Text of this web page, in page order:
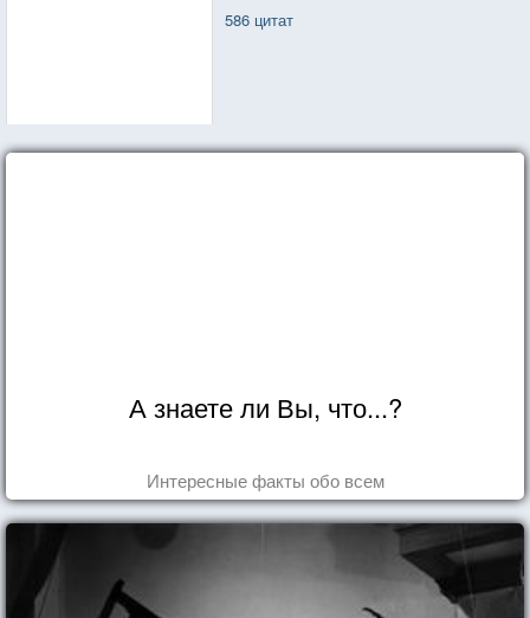
586 цитат
А знаете ли Вы, что...?
Интересные факты обо всем